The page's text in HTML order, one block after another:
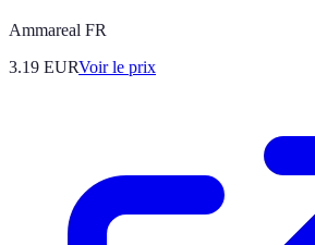
Ammareal FR
3.19 EURVoir le prix